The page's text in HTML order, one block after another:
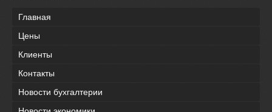
Главная
Цены
Клиенты
Контакты
Новости бухгалтерии